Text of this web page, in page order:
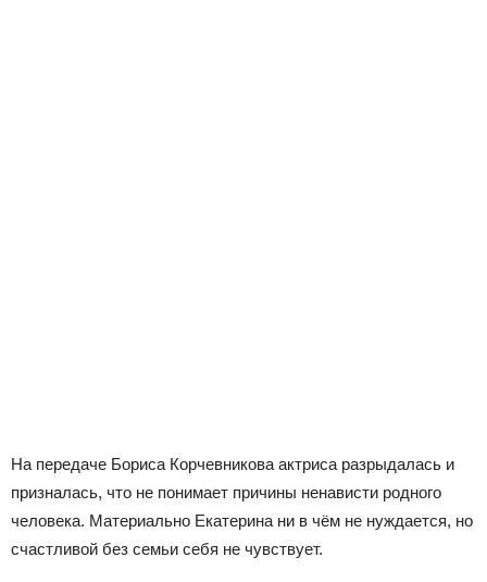
На передаче Бориса Корчевникова актриса разрыдалась и
призналась, что не понимает причины ненависти родного
человека. Материально Екатерина ни в чём не нуждается, но
счастливой без семьи себя не чувствует.